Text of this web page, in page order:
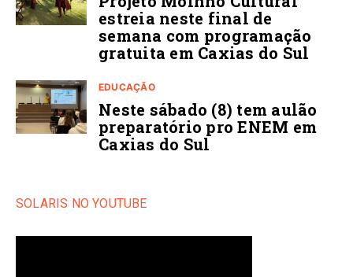
estreia neste final de
semana com programação
gratuita em Caxias do Sul
EDUCAÇÃO
Neste sábado (8) tem aulão
preparatório pro ENEM em
Caxias do Sul
SOLARIS NO YOUTUBE